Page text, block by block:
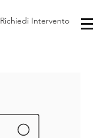
Richiedi Intervento